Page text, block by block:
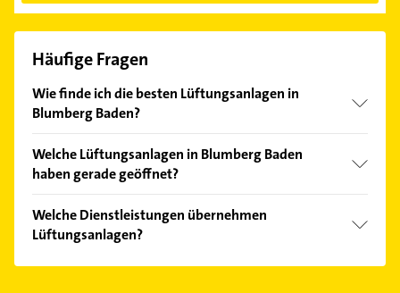
Häufige Fragen
Wie finde ich die besten Lüftungsanlagen in
Blumberg Baden?
Kundenmeinungen und profitieren Sie von den
Empfehlungen. Die Suchergebnisse können Sie sich
Welche Lüftungsanlagen in Blumberg Baden
haben gerade geöffnet?
Bitte beachten Sie, dass diese an Sonn- und
Feiertagen abweichen können.
Welche Dienstleistungen übernehmen
Lüftungsanlagen?
Folgende Leistungen werden angeboten: